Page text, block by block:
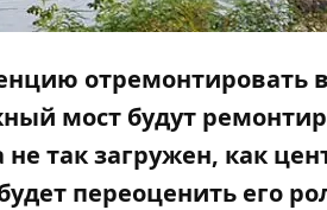
отремонтировать
мост будут
так загружен, как
переоценить его